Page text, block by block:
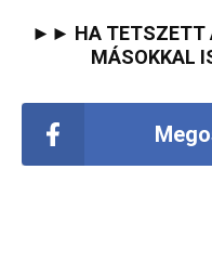
►► HA TETSZETT
MÁSOKKAL